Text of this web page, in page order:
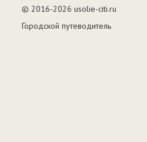
© 2016-2026 usolie-citi.ru
Городской путеводитель